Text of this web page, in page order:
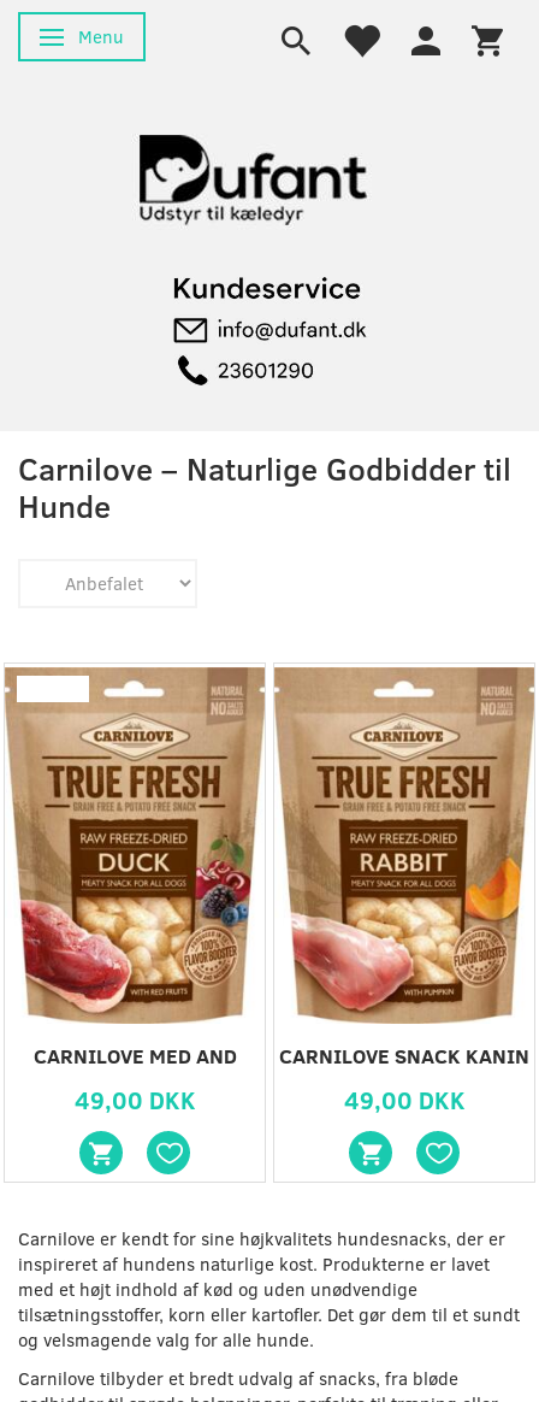
Skifte navigation
Menu
Carnilove – Naturlige Godbidder til
Hunde
CARNILOVE MED AND
49,00 DKK
CARNILOVE SNACK KANIN
49,00 DKK
Carnilove er kendt for sine højkvalitets hundesnacks, der er
inspireret af hundens naturlige kost. Produkterne er lavet
med et højt indhold af kød og uden unødvendige
tilsætningsstoffer, korn eller kartofler. Det gør dem til et sundt
og velsmagende valg for alle hunde.
Carnilove tilbyder et bredt udvalg af snacks, fra bløde